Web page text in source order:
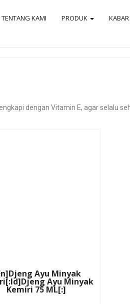
TENTANG KAMI PRODUK
dengan Vitamin E, agar selalu
Ayu Minyak
Ayu Minyak
Kemiri 75 ML[:]